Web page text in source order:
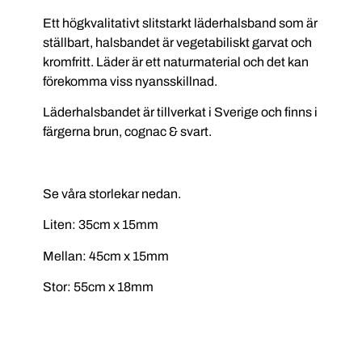
Ett högkvalitativt slitstarkt läderhalsband som är
ställbart, halsbandet är vegetabiliskt garvat och
kromfritt. Läder är ett naturmaterial och det kan
förekomma viss nyansskillnad.
Läderhalsbandet är tillverkat i Sverige och finns i
färgerna brun, cognac & svart.
Se våra storlekar nedan.
Liten: 35cm x 15mm
Mellan: 45cm x 15mm
Stor: 55cm x 18mm